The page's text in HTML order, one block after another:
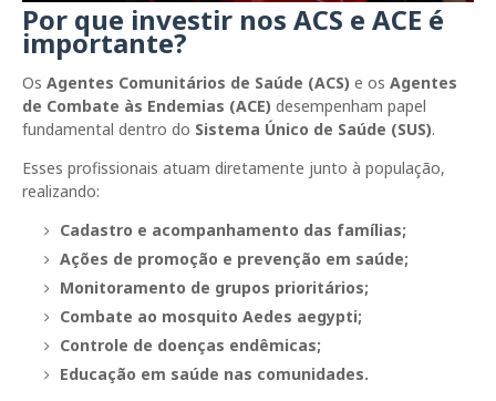
Por que investir nos ACS e ACE é
importante?
Os Agentes Comunitários de Saúde (ACS) e os Agentes
de Combate às Endemias (ACE) desempenham papel
fundamental dentro do Sistema Único de Saúde (SUS).
Esses profissionais atuam diretamente junto à população,
realizando:
Cadastro e acompanhamento das famílias;
Ações de promoção e prevenção em saúde;
Monitoramento de grupos prioritários;
Combate ao mosquito Aedes aegypti;
Controle de doenças endêmicas;
Educação em saúde nas comunidades.